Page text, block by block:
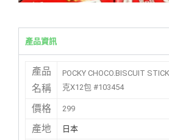
產品資訊
產品
名稱
POCKY CHOCO.BISCUIT
克X12包 #103454
價格 299
產地 日本